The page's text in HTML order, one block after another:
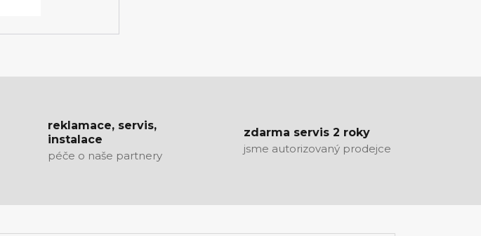
reklamace, servis,
instalace
péče o naše partnery
zdarma servis 2 roky
jsme autorizovaný prodejce